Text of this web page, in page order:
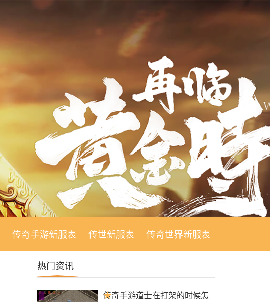
传奇手游新服表 传世新服表 传奇世界新服表
热门资讯
传奇手游道士在打架的时候怎